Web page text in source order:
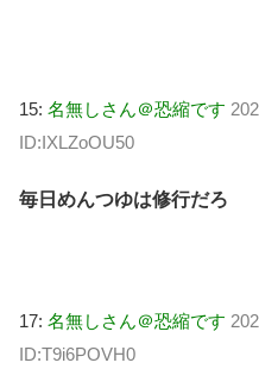
15: 名無しさん＠恐縮です
ID:IXLZoOU50
毎日めんつゆは修行だろ
17: 名無しさん＠恐縮です
ID:T9i6POVH0